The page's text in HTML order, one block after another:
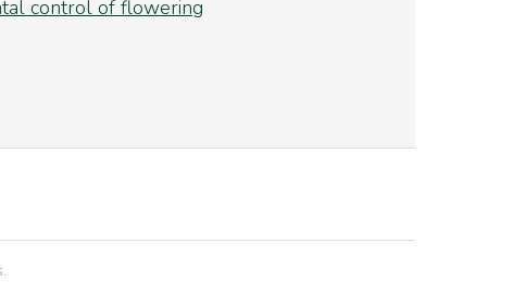
control of flowering